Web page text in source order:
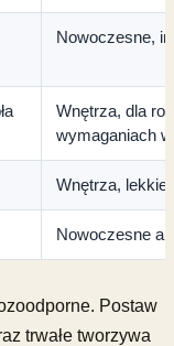
Nowoczesne,
Wnętrza, dla
wymaganiach
Wnętrza, lekkie
Nowoczesne
Postaw
trwałe tworzywa